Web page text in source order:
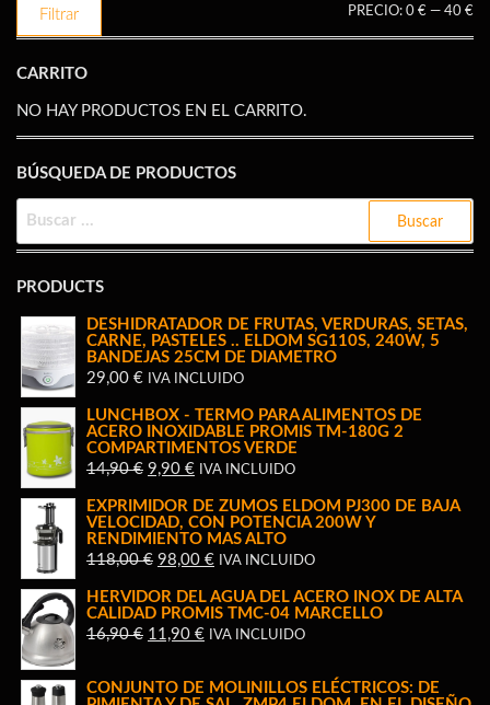
Filtrar PRECIO: 0 € — 40 €
CARRITO
NO HAY PRODUCTOS EN EL CARRITO.
BÚSQUEDA DE PRODUCTOS
PRODUCTS
DESHIDRATADOR DE FRUTAS, VERDURAS, SETAS,
CARNE, PASTELES .. ELDOM SG110S, 240W, 5
BANDEJAS 25CM DE DIAMETRO
29,00 € IVA INCLUIDO
LUNCHBOX - TERMO PARA ALIMENTOS DE
ACERO INOXIDABLE PROMIS TM-180G 2
COMPARTIMENTOS VERDE
14,90€ EL
ORIGINAL
ERA:
9,90 €EL
ACTUAL
ES:
IVA INCLUIDO
EXPRIMIDOR DE ZUMOS ELDOM PJ300 DE BAJA
VELOCIDAD, CON POTENCIA 200W Y
RENDIMIENTO MAS ALTO
118,00€ EL
ORIGINAL
ERA:
98,00 €EL
ACTUAL
ES:
IVA INCLUIDO
HERVIDOR DEL AGUA DEL ACERO INOX DE ALTA
CALIDAD PROMIS TMC-04 MARCELLO
16,90€ EL
ORIGINAL
11,90 €EL
ACTUAL
IVA INCLUIDO
CONJUNTO DE MOLINILLOS ELÉCTRICOS: DE